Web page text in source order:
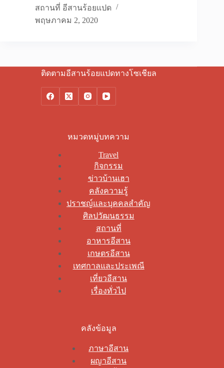
สถานที่ อีสานร้อยแปด
พฤษภาคม 2, 2020
ติดตามอีสานร้อยแปดทางโซเชียล
หมวดหมู่บทความ
Travel
กิจกรรม
ข่าวบ้านเฮา
คลังความรู้
ปราชญ์และบุคคลสำคัญ
ศิลปวัฒนธรรม
สถานที่
อาหารอีสาน
เกษตรอีสาน
เทศกาลและประเพณี
เที่ยวอีสาน
เรื่องทั่วไป
คลังข้อมูล
ภาษาอีสาน
ผญาอีสาน